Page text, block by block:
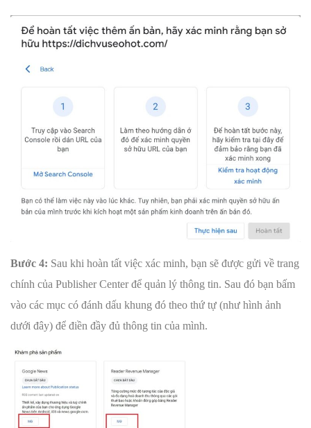
Bước 4: Sau khi hoàn tất việc xác minh, bạn sẽ được gửi về trang
chính của Publisher Center để quản lý thông tin. Sau đó bạn bấm
vào các mục có đánh dấu khung đó theo thứ tự (như hình ảnh
dưới đây) để điền đầy đủ thông tin của mình.